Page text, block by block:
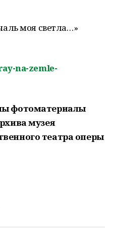
моя светла…»
na-zemle-
фотоматериалы
музея
театра оперы